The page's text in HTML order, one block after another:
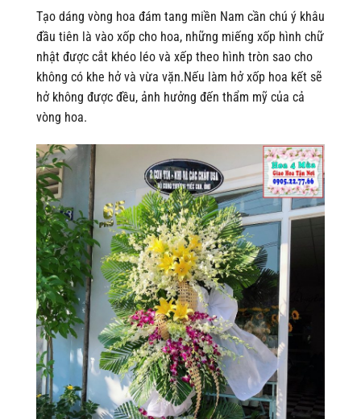
Tạo dáng vòng hoa đám tang miền Nam cần chú ý khâu
đầu tiên là vào xốp cho hoa, những miếng xốp hình chữ
nhật được cắt khéo léo và xếp theo hình tròn sao cho
không có khe hở và vừa vặn.Nếu làm hở xốp hoa kết sẽ
hở không được đều, ảnh hưởng đến thẩm mỹ của cả
vòng hoa.